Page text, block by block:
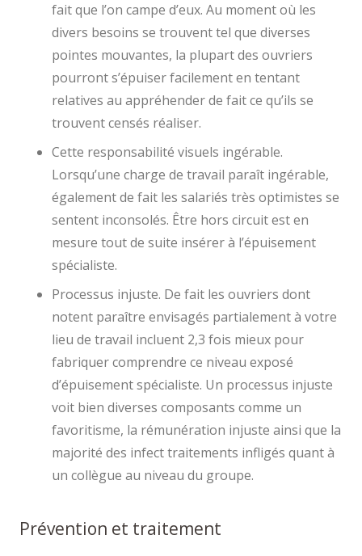
fait que l’on campe d’eux. Au moment où les
divers besoins se trouvent tel que diverses
pointes mouvantes, la plupart des ouvriers
pourront s’épuiser facilement en tentant
relatives au appréhender de fait ce qu’ils se
trouvent censés réaliser.
Cette responsabilité visuels ingérable.
Lorsqu’une charge de travail paraît ingérable,
également de fait les salariés très optimistes se
sentent inconsolés. Être hors circuit est en
mesure tout de suite insérer à l’épuisement
spécialiste.
Processus injuste. De fait les ouvriers dont
notent paraître envisagés partialement à votre
lieu de travail incluent 2,3 fois mieux pour
fabriquer comprendre ce niveau exposé
d’épuisement spécialiste. Un processus injuste
voit bien diverses composants comme un
favoritisme, la rémunération injuste ainsi que la
majorité des infect traitements infligés quant à
un collègue au niveau du groupe.
Prévention et traitement